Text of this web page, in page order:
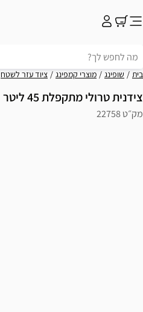
בית שופינג מוצרי קמפינג ציוד עזר לשטח
צידנית טרולי מתקפלת 45 ליטר
מק״ט 22758